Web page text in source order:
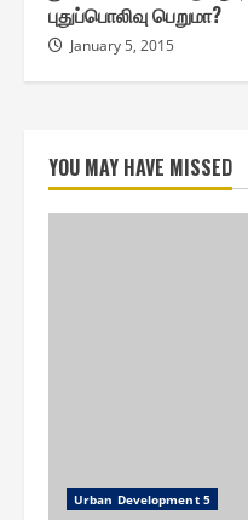
புதுப்பொலிவு பெறுமா?
January 5, 2015
YOU MAY HAVE MISSED
Urban Development 5